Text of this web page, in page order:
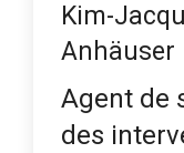
Kim-
Anhäuser
Agent de
des